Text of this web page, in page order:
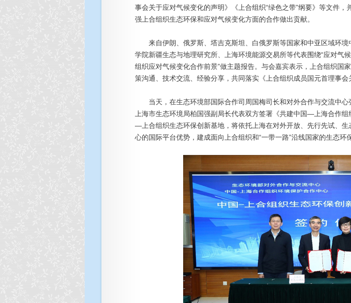
事会关于应对气候变化的声明》《上合组织“绿色之带”纲要》等文件
强上合组织生态环保和应对气候变化方面的合作做出贡献。
来自伊朗、俄罗斯、塔吉克斯坦、白俄罗斯等国家和中亚区域环境
学院新疆生态与地理研究所、上海环境能源交易所等代表围绕“应对气
组织应对气候变化合作前景”做主题报告。与会嘉宾表示，上合组织国
策沟通、技术交流、经验分享，共同落实《上合组织成员国元首理事会
当天，在生态环境部国际合作司周国梅司长和对外合作与交流中心
上海市生态环境局柏国强副局长代表双方签署《共建中国—上海合作
—上合组织生态环保创新基地，将依托上海在对外开放、先行先试、
心的国际平台优势，建成面向上合组织和“一带一路”沿线国家的生态环